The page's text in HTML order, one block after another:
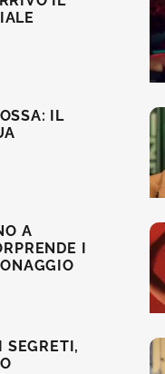
IL
A
I
SEGRETI,